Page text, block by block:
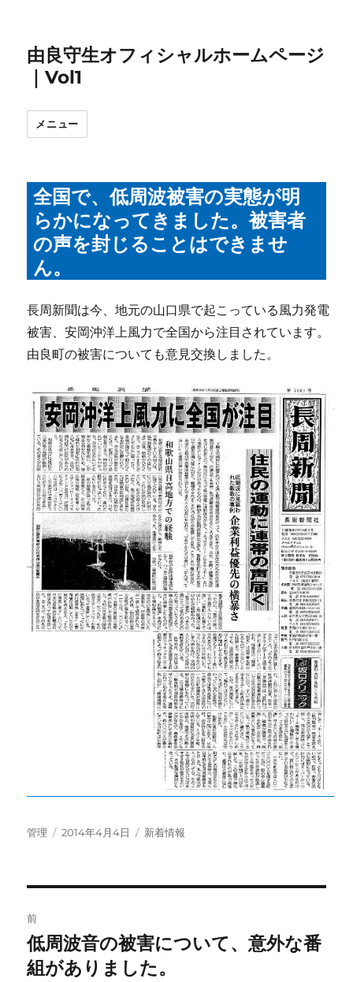
由良守生オフィシャルホームページ
｜Vol1
メニュー
全国で、低周波被害の実態が明
らかになってきました。被害者
の声を封じることはできませ
ん。
長周新聞は今、地元の山口県で起こっている風力発電
被害、安岡沖洋上風力で全国から注目されています。
由良町の被害についても意見交換しました。
投
管理
投
2014年4月4日
カ
新着情報
稿
ナ
前
前
の
低周波音の被害について、意外な番
組がありました。